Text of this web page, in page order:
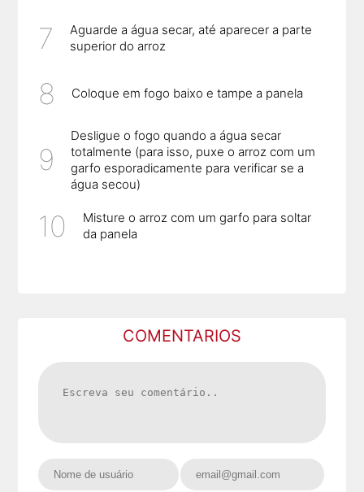
Aguarde a água secar, até aparecer a parte
superior do arroz
Coloque em fogo baixo e tampe a panela
Desligue o fogo quando a água secar
totalmente (para isso, puxe o arroz com um
garfo esporadicamente para verificar se a
água secou)
Misture o arroz com um garfo para soltar
da panela
COMENTARIOS